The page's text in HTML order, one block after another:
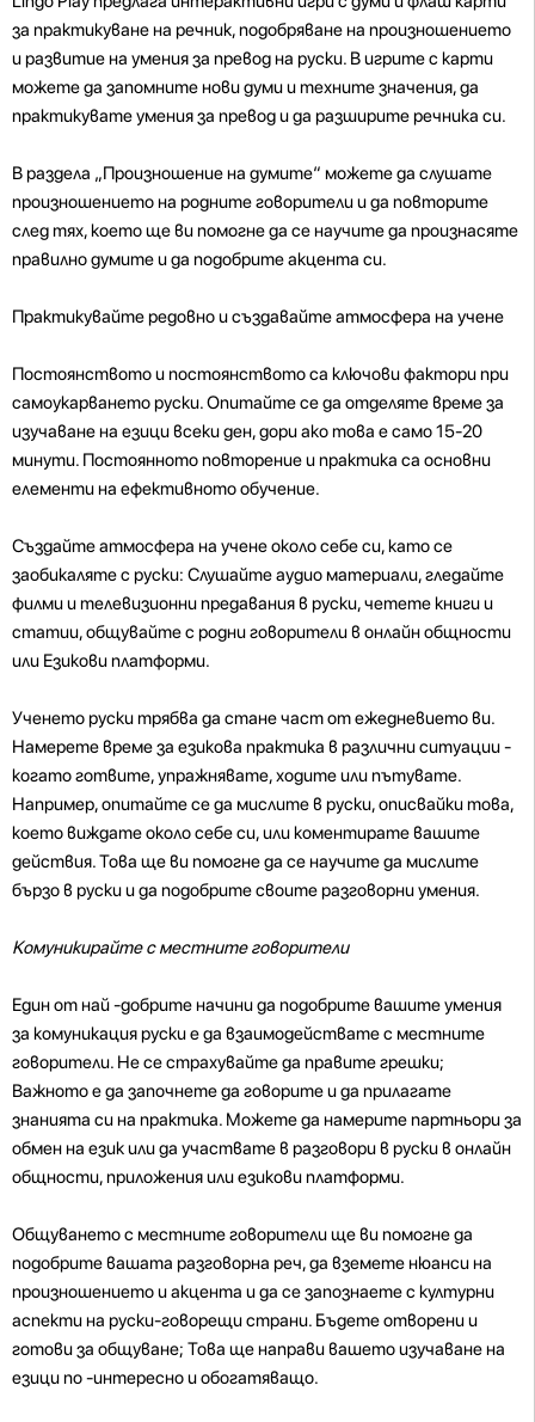
за практикуване на речник, подобряване на произношението
и развитие на умения за превод на руски. В игрите с карти
можете да запомните нови думи и техните значения, да
практикувате умения за превод и да разширите речника си.
В раздела „Произношение на думите“ можете да слушате
произношението на родните говорители и да повторите
след тях, което ще ви помогне да се научите да произнасяте
правилно думите и да подобрите акцента си.
Практикувайте редовно и създавайте атмосфера на учене
Постоянството и постоянството са ключови фактори при
самоукарването руски. Опитайте се да отделяте време за
изучаване на езици всеки ден, дори ако това е само 15-20
минути. Постоянното повторение и практика са основни
елементи на ефективното обучение.
Създайте атмосфера на учене около себе си, като се
заобикаляте с руски: Слушайте аудио материали, гледайте
филми и телевизионни предавания в руски, четете книги и
статии, общувайте с родни говорители в онлайн общности
или Езикови платформи.
Ученето руски трябва да стане част от ежедневието ви.
Намерете време за езикова практика в различни ситуации -
когато готвите, упражнявате, ходите или пътувате.
Например, опитайте се да мислите в руски, описвайки това,
което виждате около себе си, или коментирате вашите
действия. Това ще ви помогне да се научите да мислите
бързо в руски и да подобрите своите разговорни умения.
Комуникирайте с местните говорители
Един от най -добрите начини да подобрите вашите умения
за комуникация руски е да взаимодействате с местните
говорители. Не се страхувайте да правите грешки;
Важното е да започнете да говорите и да прилагате
знанията си на практика. Можете да намерите партньори за
обмен на език или да участвате в разговори в руски в онлайн
общности, приложения или езикови платформи.
Общуването с местните говорители ще ви помогне да
подобрите вашата разговорна реч, да вземете нюанси на
произношението и акцента и да се запознаете с културни
аспекти на руски-говорещи страни. Бъдете отворени и
готови за общуване; Това ще направи вашето изучаване на
езици по -интересно и обогатяващо.